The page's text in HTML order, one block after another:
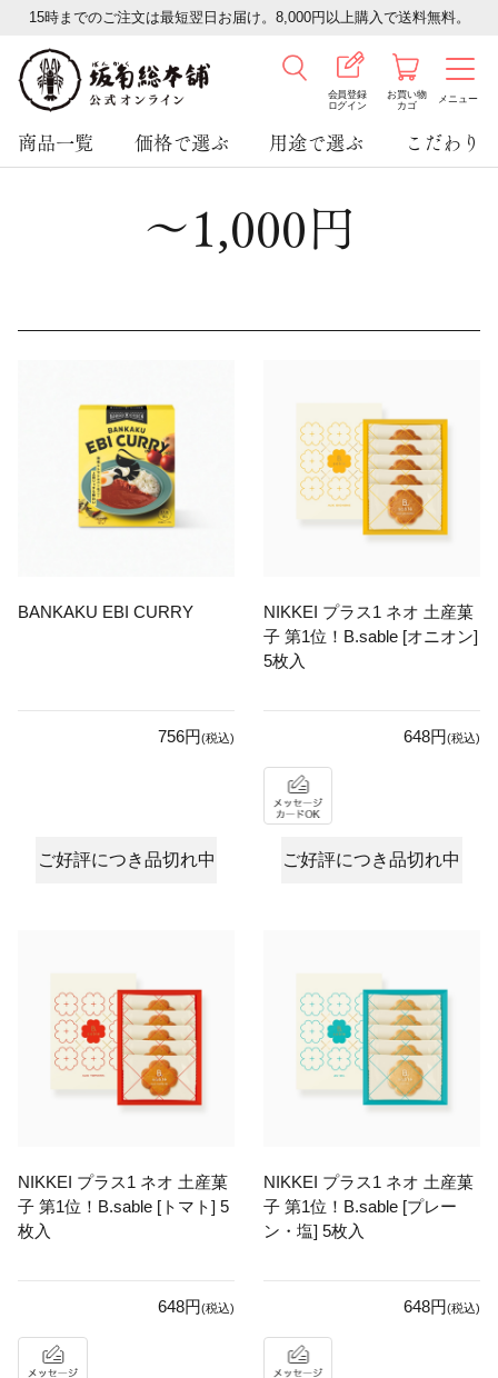
15時までのご注文は最短翌日お届け。8,000円以上購入で送料無料。
会員登録
ログイン
お買い物
カゴ
メニュー
商品一覧 価格で選ぶ 用途で選ぶ こだわり
～1,000円
BANKAKU EBI CURRY
756円(税込)
ご好評につき品切れ中
NIKKEI プラス1 ネオ 土産菓
子 第1位！B.sable [オニオン]
5枚入
648円(税込)
ご好評につき品切れ中
NIKKEI プラス1 ネオ 土産菓
子 第1位！B.sable [トマト] 5
枚入
648円(税込)
NIKKEI プラス1 ネオ 土産菓
子 第1位！B.sable [プレー
ン・塩] 5枚入
648円(税込)